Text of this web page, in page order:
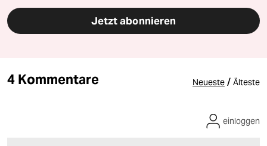
Jetzt abonnieren
4 Kommentare Neueste / Älteste
einloggen